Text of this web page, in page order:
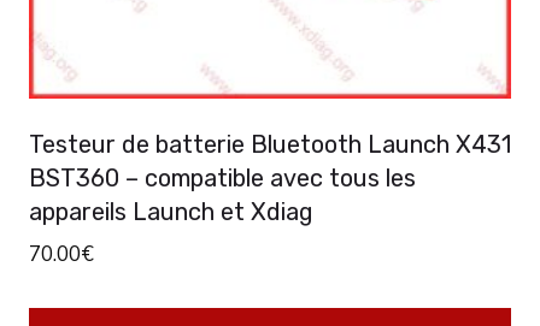
Testeur de batterie Bluetooth Launch X431
BST360 – compatible avec tous les
appareils Launch et Xdiag
70.00€